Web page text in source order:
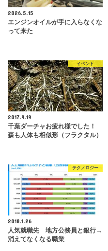
2026.5.15
エンジンオイルが手に入らなくな
って来た
イベント
2017.9.19
千葉ダーチャお疲れ様でした！
森も人体も相似形（フラクタル）
テクノロジー
2018.1.26
人気就職先 地方公務員と銀行→
消えてなくなる職業